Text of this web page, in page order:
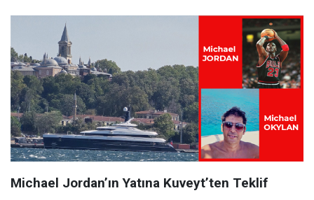
Michael Jordan’ın Yatına Kuveyt’ten Teklif